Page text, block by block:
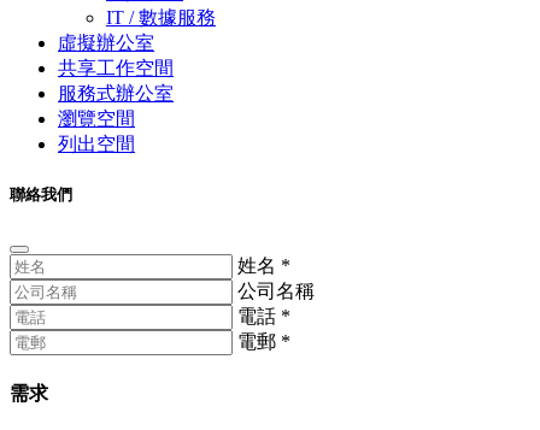
IT / 數據服務
虛擬辦公室
共享工作空間
服務式辦公室
瀏覽空間
列出空間
聯絡我們
姓名 *
公司名稱
電話 *
電郵 *
需求